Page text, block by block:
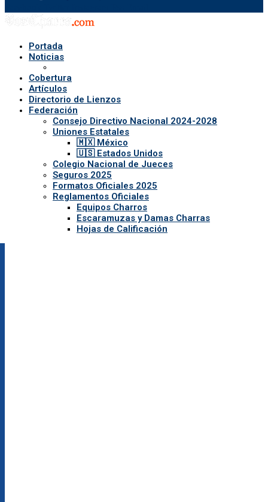
Portada
Noticias
Cobertura
Artículos
Directorio de Lienzos
Federación
Consejo Directivo Nacional 2024-2028
Uniones Estatales
🇲🇽 México
🇺🇸 Estados Unidos
Colegio Nacional de Jueces
Seguros 2025
Formatos Oficiales 2025
Reglamentos Oficiales
Equipos Charros
Escaramuzas y Damas Charras
Hojas de Calificación